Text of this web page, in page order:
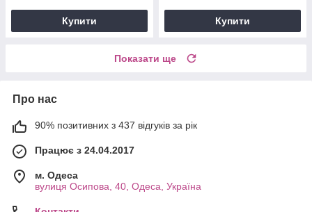
Купити Купити
Показати ще
Про нас
90% позитивних з 437 відгуків за рік
Працює з 24.04.2017
м. Одеса
вулиця Осипова, 40, Одеса, Україна